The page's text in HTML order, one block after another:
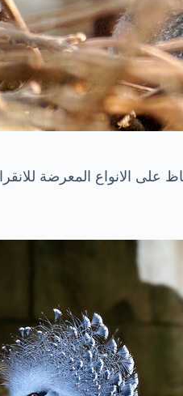
على الانواع المعرضة